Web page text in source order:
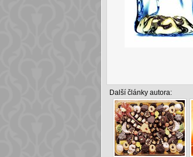
Další články autora: